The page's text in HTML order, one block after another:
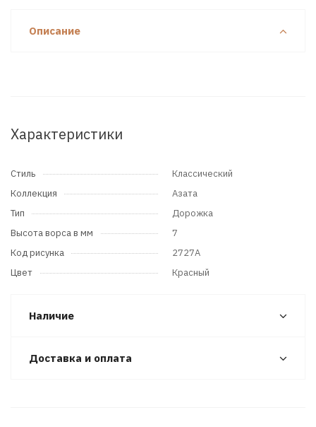
Описание
Характеристики
Стиль
Классический
Коллекция
Азата
Тип
Дорожка
Высота ворса в мм
7
Код рисунка
2727A
Цвет
Красный
Наличие
Доставка и оплата